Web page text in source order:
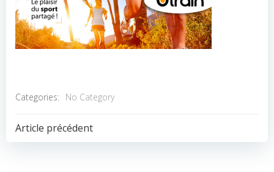
Categories: No Category
POST
Article précédent